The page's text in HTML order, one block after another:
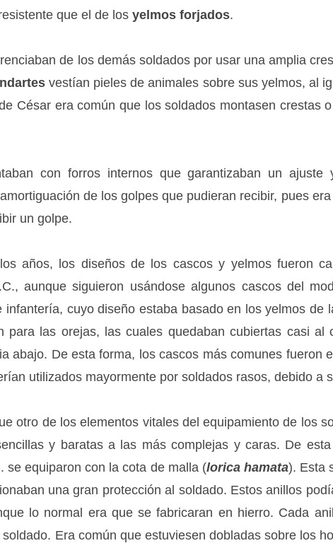
que el de los yelmos forjados.
de los demás soldados por usar una amplia
vestían pieles de animales sobre sus yelmos, al
César era común que los soldados montasen crestas
con forros internos que garantizaban un ajuste
de los golpes que pudieran recibir, pues
un golpe.
años, los diseños de los cascos y yelmos fueron
aunque siguieron usándose algunos cascos del
infantería, cuyo diseño estaba basado en los yelmos de
para las orejas, las cuales quedaban cubiertas casi
abajo. De esta forma, los cascos más comunes fueron
utilizados mayormente por soldados rasos, debido a
otro de los elementos vitales del equipamiento de los
y baratas a las más complejas y caras. De
se equiparon con la cota de malla (lorica hamata). Esta
una gran protección al soldado. Estos anillos
lo normal era que se fabricaran en hierro. Cada
Era común que estuviesen dobladas sobre los